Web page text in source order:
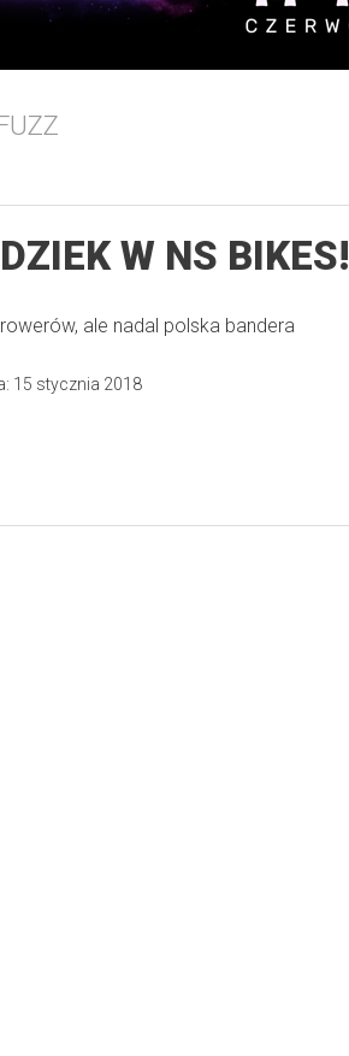
W NS BIKES!
ale nadal polska bandera
15 stycznia 2018